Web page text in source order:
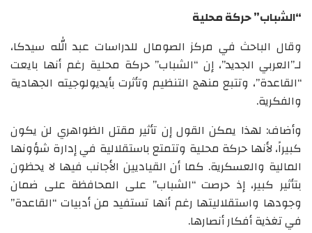
“الشباب” حركة محلية
وقال الباحث في مركز الصومال للدراسات عبد الله سيدكا،
لـ”العربي الجديد”، إن “الشباب” حركة محلية رغم أنها بايعت
“القاعدة”، وتتبع منهج التنظيم وتأثرت بأيديولوجيته الجهادية
والفكرية.
وأضاف: لهذا يمكن القول إن تأثير مقتل الظواهري لن يكون
كبيراً، لأنها حركة محلية وتتمتع باستقلالية في إدارة شؤونها
المالية والعسكرية. كما أن القياديين الأجانب فيها لا يحظون
بتأثير كبير، إذ حرصت “الشباب” على المحافظة على ضمان
وجودها واستقلاليتها رغم أنها تستفيد من أدبيات “القاعدة”
في تغذية أفكار أنصارها.